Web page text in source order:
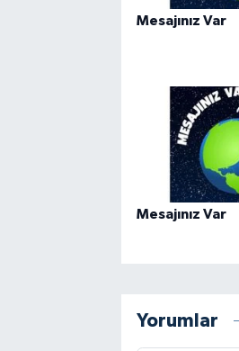
Mesajınız Var
Mesajınız Var
Yorumlar